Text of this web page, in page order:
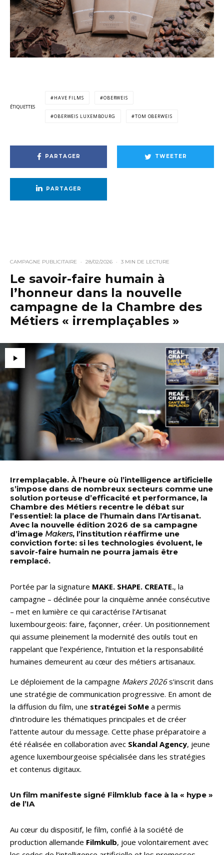
ÉTIQUETTES
HAVE FILMS OBERWEIS
OBERWEIS LUXEMBOURG TOM OBERWEIS
PARTAGER TWEETER
PARTAGER
CAMPAGNE PUBLICITAIRE · 28/02/2026 · 3 MIN DE LECTURE
Le savoir-faire humain à
l’honneur dans la nouvelle
campagne de la Chambre des
Métiers « irremplaçables »
Irremplaçable. À l’heure où l’intelligence artificielle
s’impose dans de nombreux secteurs comme une
solution porteuse d’efficacité et performance, la
Chambre des Métiers recentre le débat sur
l’essentiel: la place de l’humain dans l’Artisanat.
Avec la nouvelle édition 2026 de sa campagne
d’image Makers, l’institution réaffirme une
conviction forte: si les technologies évoluent, le
savoir-faire humain ne pourra jamais être
remplacé.
Portée par la signature MAKE. SHAPE. CREATE., la
campagne – déclinée pour la cinquième année consécutive
– met en lumière ce qui caractérise l’Artisanat
luxembourgeois: faire, façonner, créer. Un positionnement
qui assume pleinement la modernité des outils tout en
rappelant que l’expérience, l’intuition et la responsabilité
humaines demeurent au cœur des métiers artisanaux.
Le déploiement de la campagne Makers 2026s’inscrit dans
une stratégie de communication progressive. En amont de
la diffusion du film, une stratégei SoMe a permis
d’introduire les thématiques principales et de créer
l’attente autour du message. Cette phase préparatoire a
été réalisée en collaboration avec Skandal Agency, jeune
agence luxembourgeoise spécialisée dans les stratégies
et contenus digitaux.
Un film manifeste signé Filmklub face à la « hype »
de l’IA
Au cœur du dispositif, le film, confié à la société de
production allemande Filmkulb, joue volontairement avec